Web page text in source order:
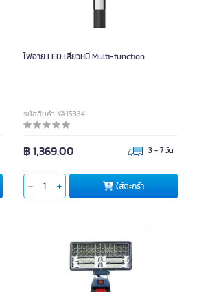
ไฟฉาย LED เสียวหมี่ Multi-function
รหัสสินค้า YA15334
฿ 1,369.00 3 - 7 วัน
ใส่ตะกร้า